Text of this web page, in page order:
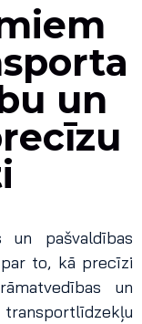
un
un pašvaldības
to, kā precīzi
un